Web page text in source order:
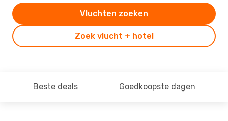
Zoek vlucht + hotel
Vluchten zoeken
Beste deals Goedkoopste dagen